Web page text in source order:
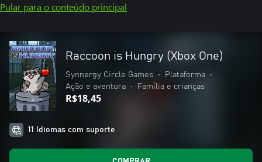
Pular para o conteúdo principal
Raccoon is Hungry (Xbox One)
Synnergy Circle Games • Plataforma
•
Ação e aventura
• Família e crianças
R$18,45
11 Idiomas com suporte